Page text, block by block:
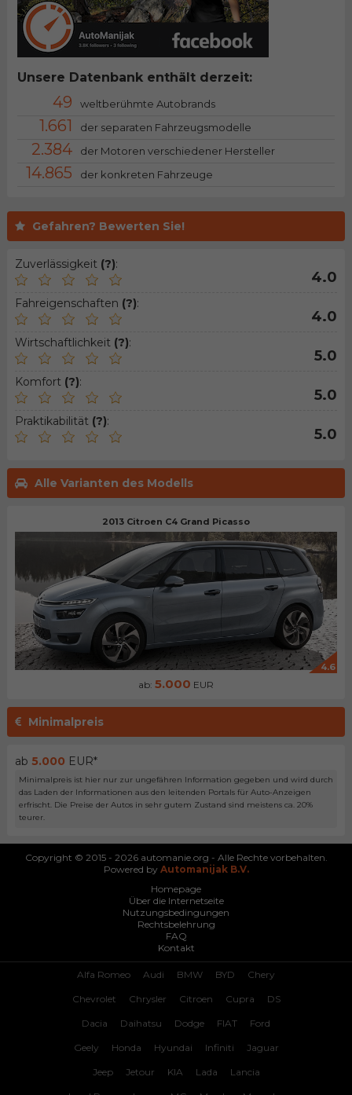
Gefahren? Bewerten Sie!
Zuverlässigkeit (?):
4.0
Fahreigenschaften (?):
4.0
Wirtschaftlichkeit (?):
5.0
Komfort (?):
5.0
Praktikabilität (?):
5.0
Alle Varianten des Modells
2013 Citroen C4 Grand Picasso
4.6
ab: 5.000 EUR
Minimalpreis
ab 5.000 EUR*
Minimalpreis ist hier nur zur ungefähren Information gegeben und wird durch
das Laden der Informationen aus den leitenden Portals für Auto-Anzeigen
erfrischt. Die Preise der Autos in sehr gutem Zustand sind meistens ca. 20%
teurer.
Unsere Datenbank enthält derzeit:
49 weltberühmte Autobrands
1.661 der separaten Fahrzeugsmodelle
2.384 der Motoren verschiedener Hersteller
14.865 der konkreten Fahrzeuge
Copyright © 2015 - 2026 automanie.org - Alle Rechte vorbehalten.
Powered by Automanijak B.V.
Homepage
Über die Internetseite
Nutzungsbedingungen
Rechtsbelehrung
FAQ
Kontakt
Alfa Romeo Audi BMW BYD Chery
Chevrolet Chrysler Citroen Cupra DS
Dacia Daihatsu Dodge FIAT Ford
Geely Honda Hyundai Infiniti Jaguar
Jeep Jetour KIA Lada Lancia